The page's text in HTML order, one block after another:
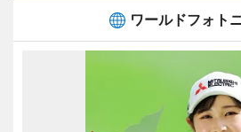
ワールドフォト